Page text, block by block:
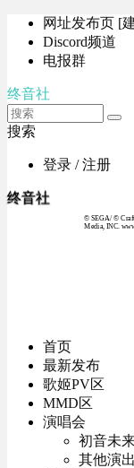
网址发布页 [
Discord频道
电报群
终音社
搜索
登录 / 注册
终音社
© SEGA / ©
Media, INC.
首页
最新发布
歌姬PV区
MMD区
演唱会
初音未
其他演出